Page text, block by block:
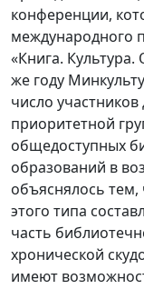
конференции,
международного
«Книга.
же году
число
приоритетной
общедоступных
образований в
объяснялось
этого типа
часть
хронической
имеют